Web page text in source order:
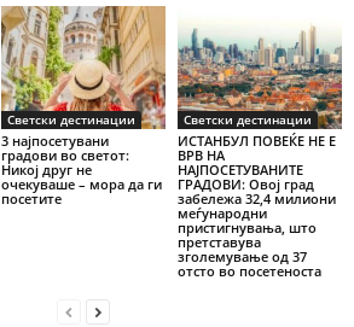
Светски дестинации
3 најпосетувани
градови во светот:
Никој друг не
очекуваше – мора да ги
посетите
Светски дестинации
ИСТАНБУЛ ПОВЕЌЕ НЕ Е
ВРВ НА
НАЈПОСЕТУВАНИТЕ
ГРАДОВИ: Овој град
забележа 32,4 милиони
меѓународни
пристигнувања, што
претставува
зголемување од 37
отсто во посетеноста